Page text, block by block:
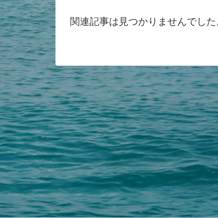
関連記事は見つかりませんでし